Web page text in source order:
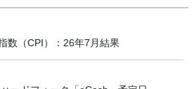
数（CPI）：26年7月結果